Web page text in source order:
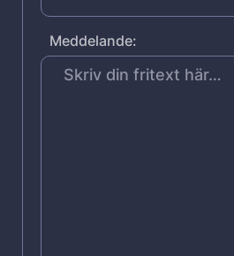
Meddelande: